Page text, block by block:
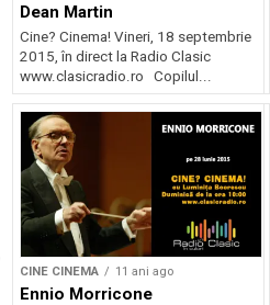
Dean Martin
Cine? Cinema! Vineri, 18 septembrie
2015, în direct la Radio Clasic
www.clasicradio.ro Copilul...
CINE CINEMA 11 ani ago
Ennio Morricone